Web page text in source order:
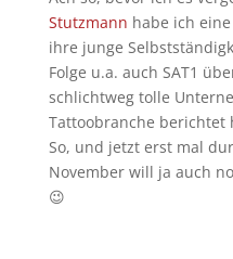
Stutzmann habe ich
ihre junge
Folge u.a. auch SAT1
schlichtweg tolle
Tattoobranche berichtet
So, und jetzt erst mal
November will ja auch
😉